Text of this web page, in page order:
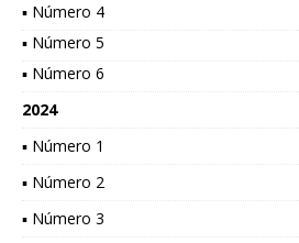
▪ Número 4
▪ Número 5
▪ Número 6
2024
▪ Número 1
▪ Número 2
▪ Número 3